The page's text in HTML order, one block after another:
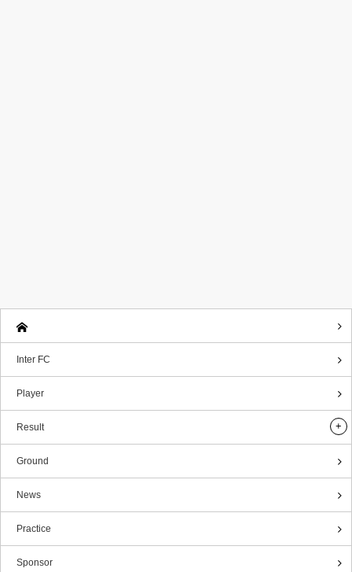
Inter FC
Player
Result
Ground
News
Practice
Sponsor